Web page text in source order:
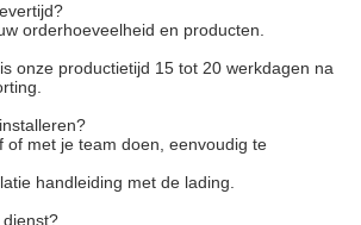
orderhoeveelheid en producten.
onze productietijd 15 tot 20 werkdagen na
of met je team doen, eenvoudig te
handleiding met de lading.
dienst?